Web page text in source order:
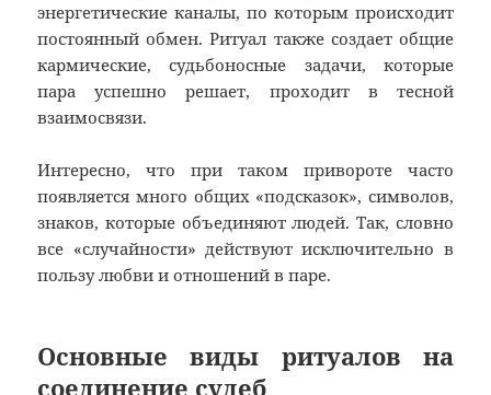
энергетические каналы, по которым происходит
постоянный обмен. Ритуал также создает общие
кармические, судьбоносные задачи, которые
пара успешно решает, проходит в тесной
взаимосвязи.
Интересно, что при таком привороте часто
появляется много общих «подсказок», символов,
знаков, которые объединяют людей. Так, словно
все «случайности» действуют исключительно в
пользу любви и отношений в паре.
Основные виды ритуалов на
соединение судеб